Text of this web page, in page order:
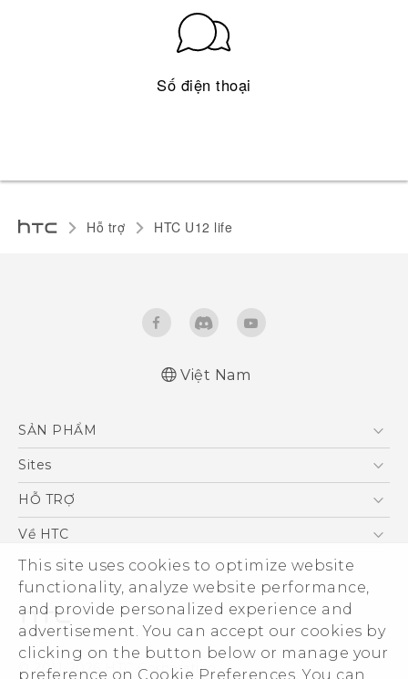
This site uses cookies to optimize website
functionality, analyze website performance,
and provide personalized experience and
advertisement. You can accept our cookies by
clicking on the button below or manage your
preference on Cookie Preferences. You can
Số điện thoại
Hỗ trợ HTC U12 life‎
Việt Nam
SẢN PHẨM
5G
Điện Thoại Thông Minh
VIVE
Sites
HTC Dev
HỖ TRỢ
Trung tâm hỗ trợ
Hỗ trợ bảo hành HTC
Về HTC
ESG
Nhà đầu tư
Làm việc tại HTC
Chính sách bảo mật
© 2011-2026 HTC Corporation